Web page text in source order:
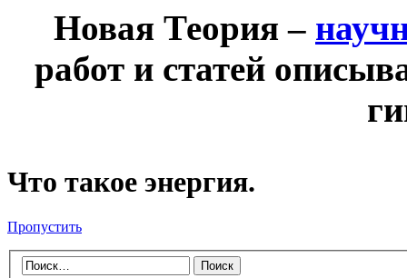
Новая Теория –
работ и статей
Что такое энергия.
Пропустить